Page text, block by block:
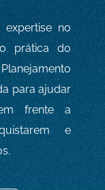
expertise no
prática do
para ajudar
frente a
e